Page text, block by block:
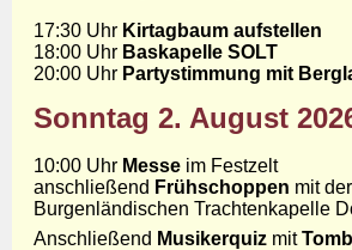
17:30 Uhr Kirtagbaum aufstellen
18:00 Uhr Baskapelle SOLT
20:00 Uhr Partystimmung mit
Sonntag 2. August
10:00 Uhr Messe im Festzelt
anschließend Frühschoppen mit
Burgenländischen Trachtenkapelle
Anschließend Musikerquiz mit